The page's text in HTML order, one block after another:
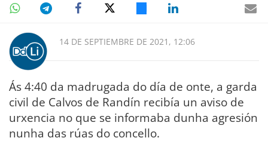
14 DE SEPTIEMBRE DE 2021, 12:06
Ás 4:40 da madrugada do día de onte, a garda
civil de Calvos de Randín recibía un aviso de
urxencia no que se informaba dunha agresión
nunha das rúas do concello.